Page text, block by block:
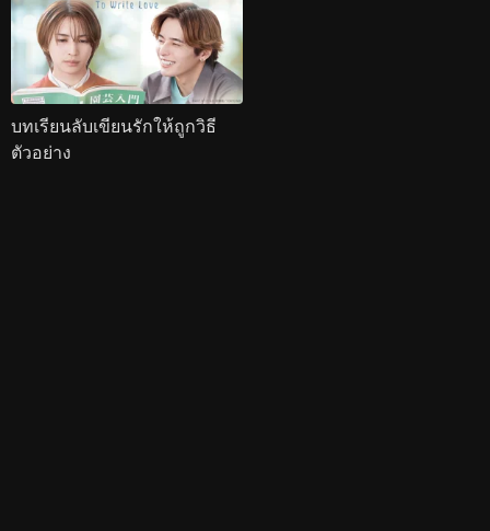
บทเรียนลับเขียนรักให้ถูกวิธี
ตัวอย่าง